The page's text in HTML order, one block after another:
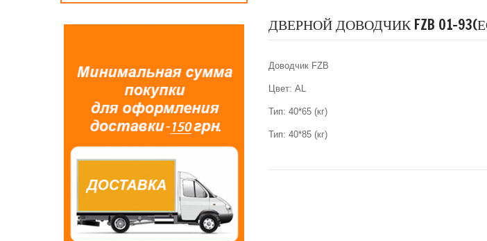
ДВЕРНОЙ ДОВОДЧИК FZB 01-
Доводчик FZB
Цвет: АL
Тип: 40*65 (кг)
Тип: 40*85 (кг)